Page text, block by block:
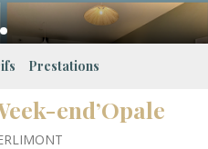
Prestations
end’Opale